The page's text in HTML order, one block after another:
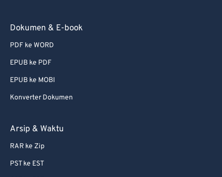
Dokumen & E-book
PDF ke WORD
EPUB ke PDF
EPUB ke MOBI
Konverter Dokumen
Arsip & Waktu
RAR ke Zip
PST ke EST